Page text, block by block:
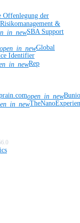
Offenlegung der
Risikomanagement &
SBA Support
open_in_newGlobal
Identifier
Rep
open_in_new